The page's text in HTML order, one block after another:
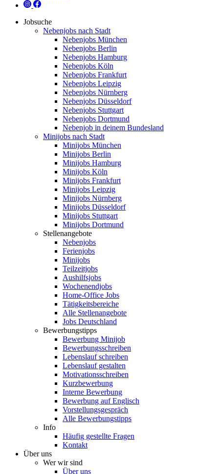
Jobsuche
Nebenjobs nach Stadt
Nebenjobs München
Nebenjobs Berlin
Nebenjobs Hamburg
Nebenjobs Köln
Nebenjobs Frankfurt
Nebenjobs Leipzig
Nebenjobs Nürnberg
Nebenjobs Düsseldorf
Nebenjobs Stuttgart
Nebenjobs Dortmund
Nebenjob in deinem Bundesland
Minijobs nach Stadt
Minijobs München
Minijobs Berlin
Minijobs Hamburg
Minijobs Köln
Minijobs Frankfurt
Minijobs Leipzig
Minijobs Nürnberg
Minijobs Düsseldorf
Minijobs Stuttgart
Minijobs Dortmund
Stellenangebote
Nebenjobs
Ferienjobs
Minijobs
Teilzeitjobs
Aushilfsjobs
Wochenendjobs
Home-Office Jobs
Tätigkeitsbereiche
Alle Stellenangebote
Jobs Deutschland
Bewerbungstipps
Bewerbung Minijob
Bewerbungsschreiben
Lebenslauf schreiben
Lebenslauf gestalten
Motivationsschreiben
Kurzbewerbung
Interne Bewerbung
Bewerbung auf Englisch
Vorstellungsgespräch
Alle Bewerbungstipps
Info
Häufig gestellte Fragen
Kontakt
Über uns
Wer wir sind
Über uns